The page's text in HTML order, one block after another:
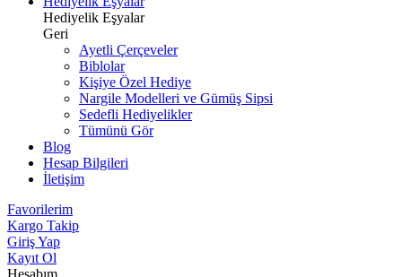
Hediyelik Eşyalar
Geri
Ayetli Çerçeveler
Biblolar
Kişiye Özel Hediye
Nargile Modelleri ve Gümüş Sipsi
Sedefli Hediyelikler
Tümünü Gör
Blog
Hesap Bilgileri
İletişim
Favorilerim
Kargo Takip
Giriş Yap
Kayıt Ol
Hesabım